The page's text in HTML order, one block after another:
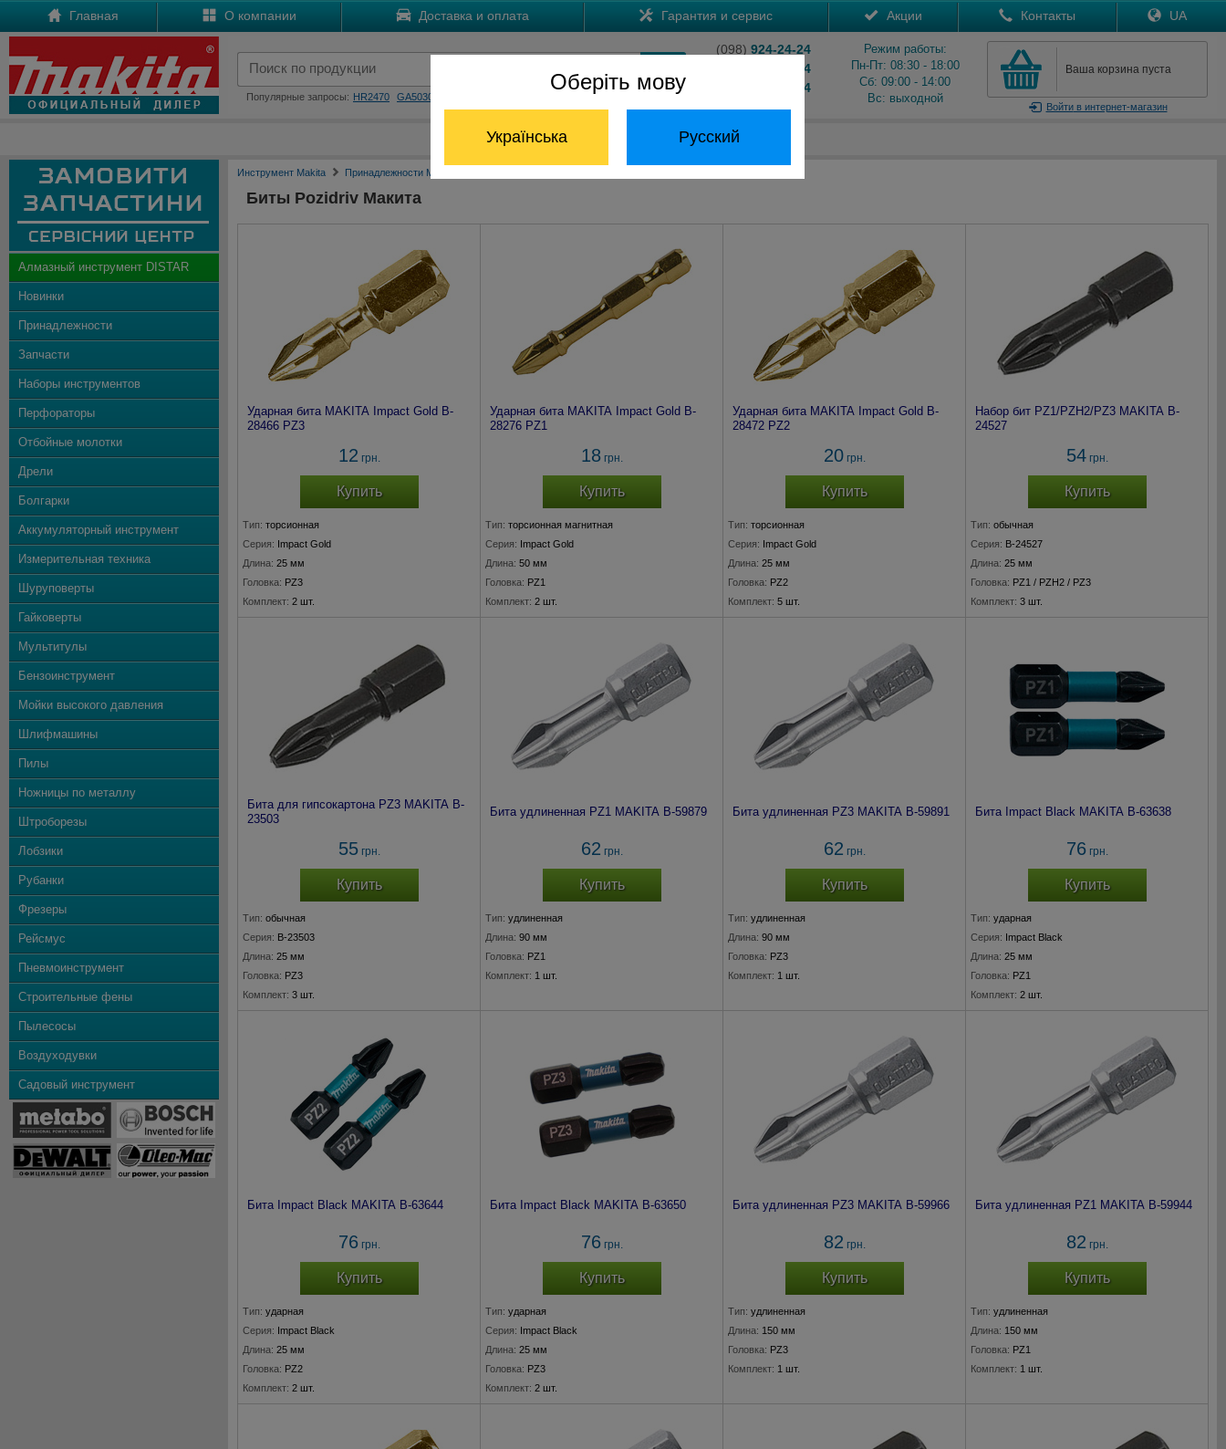
Оберіть мову
Українська Русский
Главная О компании Доставка и оплата Гарантия и сервис Акции Контакты UA
Популярные запросы: HR2470 GA5030
(098) 924-24-24
204-24-24
824-24-24
Режим работы:
Пн-Пт: 08:30 - 18:00
Сб: 09:00 - 14:00
Вс: выходной
Ваша корзина пуста
Войтив интернет-магазин
Отдел запчастей: (068) 824-24-24
Алмазный инструмент DISTAR
Новинки
Принадлежности
Запчасти
Наборы инструментов
Перфораторы
Отбойные молотки
Дрели
Болгарки
Аккумуляторный инструмент
Измерительная техника
Шуруповерты
Гайковерты
Мультитулы
Бензоинструмент
Мойки высокого давления
Шлифмашины
Пилы
Ножницы по металлу
Штроборезы
Лобзики
Рубанки
Фрезеры
Рейсмус
Пневмоинструмент
Строительные фены
Пылесосы
Воздуходувки
Садовый инструмент
Инструмент Makita Принадлежности Макита
Биты Pozidriv Макита
Ударная бита MAKITA Impact Gold B-
28466 PZ3
12 грн.
Купить
Тип: торсионная
Серия: Impact Gold
Длина: 25 мм
Головка: PZ3
Комплект: 2 шт.
Ударная бита MAKITA Impact Gold B-
28276 PZ1
18грн.
Купить
Тип: торсионная магнитная
Серия: Impact Gold
Длина: 50 мм
Головка: PZ1
Комплект: 2 шт.
Ударная бита MAKITA Impact Gold B-
28472 PZ2
20грн.
Купить
Тип: торсионная
Серия: Impact Gold
Длина: 25 мм
Головка: PZ2
Комплект: 5 шт.
Набор бит PZ1/PZH2/PZ3 MAKITA B-
24527
54грн.
Купить
Тип: обычная
Серия: B-24527
Длина: 25 мм
Головка: PZ1 / PZH2 / PZ3
Комплект: 3 шт.
Бита для гипсокартона PZ3 MAKITA B-
23503
55грн.
Купить
Тип: обычная
Серия: B-23503
Длина: 25 мм
Головка: PZ3
Комплект: 3 шт.
Бита удлиненная PZ1 MAKITA B-59879
62 грн.
Купить
Тип: удлиненная
Длина: 90 мм
Головка: PZ1
Комплект: 1 шт.
Бита удлиненная PZ3 MAKITA B-59891
62 грн.
Купить
Тип: удлиненная
Длина: 90 мм
Головка: PZ3
Комплект: 1 шт.
Бита Impact Black MAKITA B-63638
76грн.
Купить
Тип: ударная
Серия: Impact Black
Длина: 25 мм
Головка: PZ1
Комплект: 2 шт.
Бита Impact Black MAKITA B-63644
76грн.
Купить
Тип: ударная
Серия: Impact Black
Длина: 25 мм
Головка: PZ2
Комплект: 2 шт.
Бита Impact Black MAKITA B-63650
76грн.
Купить
Тип: ударная
Серия: Impact Black
Длина: 25 мм
Головка: PZ3
Комплект: 2 шт.
Бита удлиненная PZ3 MAKITA B-59966
82 грн.
Купить
Тип: удлиненная
Длина: 150 мм
Головка: PZ3
Комплект: 1 шт.
Бита удлиненная PZ1 MAKITA B-59944
82 грн.
Купить
Тип: удлиненная
Длина: 150 мм
Головка: PZ1
Комплект: 1 шт.